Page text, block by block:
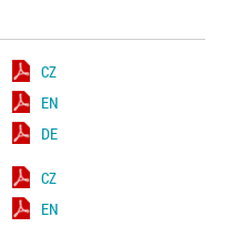
CZ
EN
DE
CZ
EN